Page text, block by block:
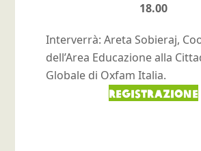
18.00
Interverrà: Areta Sobieraj,
dell’Area Educazione alla
Globale di Oxfam Italia.
REGISTRAZIONE